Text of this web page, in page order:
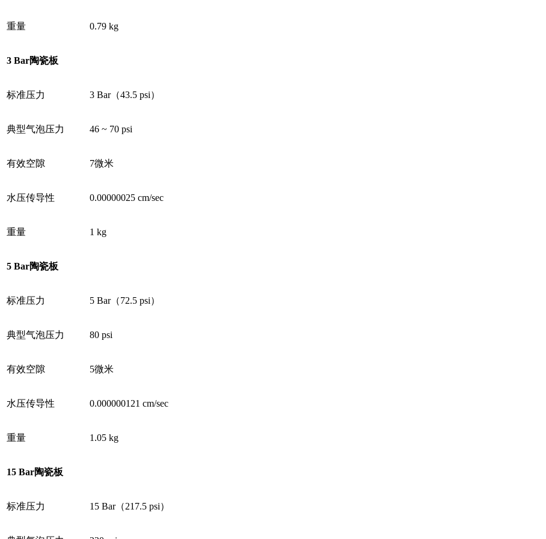
重量 0.79 kg
3 Bar陶瓷板
标准压力 3 Bar（43.5 psi）
典型气泡压力 46 ~ 70 psi
有效空隙 7微米
水压传导性 0.00000025 cm/sec
重量 1 kg
5 Bar陶瓷板
标准压力 5 Bar（72.5 psi）
典型气泡压力 80 psi
有效空隙 5微米
水压传导性 0.000000121 cm/sec
重量 1.05 kg
15 Bar陶瓷板
标准压力 15 Bar（217.5 psi）